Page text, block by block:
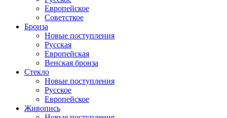
Европейское
Советсткое
Бронза
Новые поступления
Русская
Европейская
Венская бронза
Стекло
Новые поступления
Русское
Европейское
Живопись